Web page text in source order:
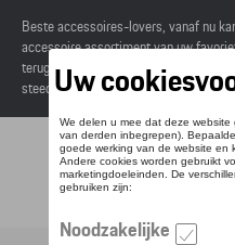
Beste accessoires-lovers, vanaf nu
accessoire assortiment van uw
terugvinden in de online catalogus.
steeds besteld worden via uw dealer.